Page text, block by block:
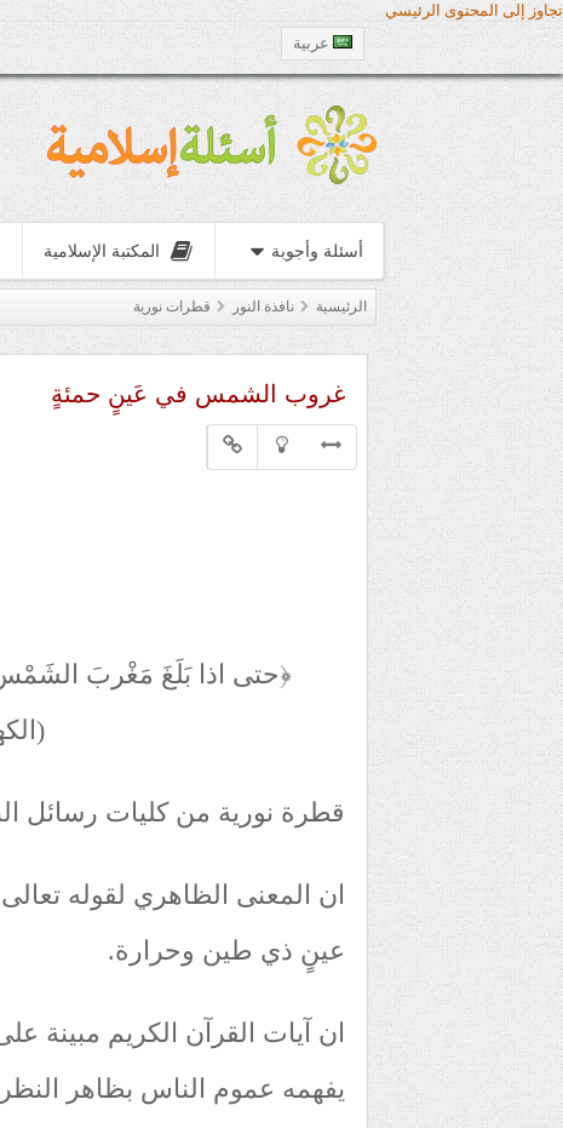
تجاوز إلى المحتوى الرئيسي
عربية
أسئلة وأجوبة المكتبة الإسلامية
الرئيسية نافذة النور قطرات نورية
غروب الشمس في عَينٍ حمئةٍ
﴿حتى اذا بَلَغَ مَغْربَ
قطرة نورية من كليات رسائل
ان المعنى الظاهري لقوله
عينٍ ذي طين وحرارة.
ان آيات القرآن الكريم مبينة
يفهمه عموم الناس بظاهر